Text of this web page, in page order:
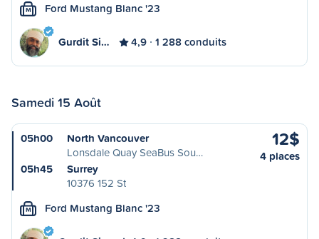
M Ford Mustang Blanc '23
Gurdit Si… 4,9 1 288 conduits
Samedi 15 Août
05h00
North Vancouver
Lonsdale Quay SeaBus Sou…
05h45
Surrey
10376 152 St
12$
4 places
M Ford Mustang Blanc '23